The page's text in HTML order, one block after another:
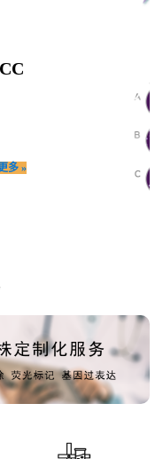
成立于1925年，是世界上最大
多 »